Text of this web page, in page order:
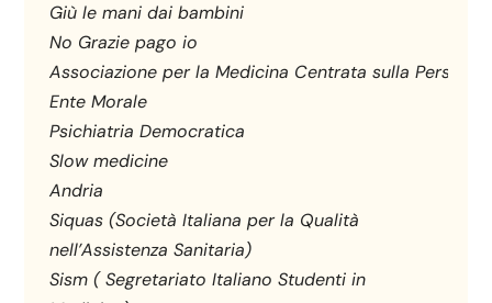
Giù le mani dai bambini
No Grazie pago io
Associazione per la Medicina Centrata sulla Persona
Ente Morale
Psichiatria Democratica
Slow medicine
Andria
Siquas (Società Italiana per la Qualità
nell’Assistenza Sanitaria)
Sism ( Segretariato Italiano Studenti in